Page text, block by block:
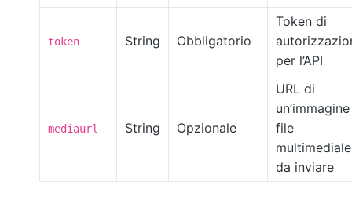
token String Obbligatorio
Token di
per l’API
mediaurl String Opzionale
URL di
file
multimediale
da inviare